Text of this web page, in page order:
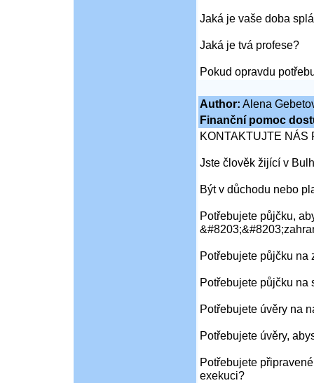
Jaká je vaše doba
Jaká je tvá profese?
Pokud opravdu
Author: Alena
Finanční pomoc
KONTAKTUJTE NÁS
Jste člověk žijící v
Být v důchodu nebo
Potřebujete půjčku,
Potřebujete půjčku na
Potřebujete půjčku na
Potřebujete úvěry na
Potřebujete úvěry,
Potřebujete
exekuci?